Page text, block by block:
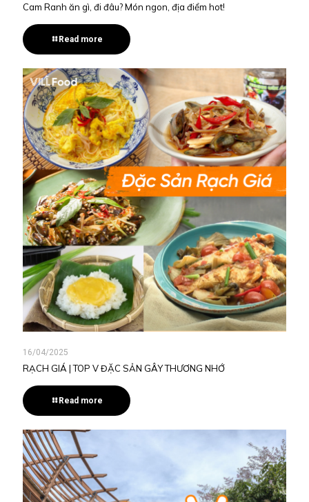
Cam Ranh ăn gì, đi đâu? Món ngon, địa điểm hot!
Read more
16/04/2025
RẠCH GIÁ | TOP V ĐẶC SẢN GÂY THƯƠNG NHỚ
Read more